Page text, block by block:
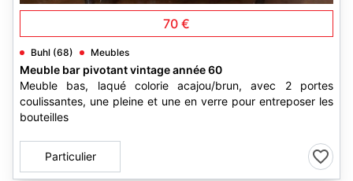
70 €
Buhl (68) Meubles
Meuble bar pivotant vintage année 60
Meuble bas, laqué colorie acajou/brun, avec 2 portes
coulissantes, une pleine et une en verre pour entreposer les
bouteilles
Particulier